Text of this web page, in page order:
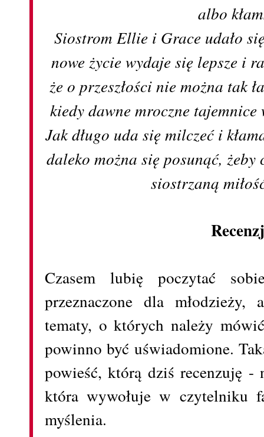
albo
Siostrom Ellie i Grace udało
nowe życie wydaje się lepsze i
że o przeszłości nie można tak
kiedy dawne mroczne
Jak długo uda się milczeć i
daleko można się posunąć,
siostrzaną
Czasem lubię poczytać
przeznaczone dla młodzieży,
tematy, o których należy
powinno być uświadomione.
powieść, którą dziś recenzuję
która wywołuje w czytelniku
myślenia.